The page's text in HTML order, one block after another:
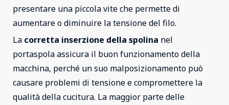
presentare una piccola vite che permette di
aumentare o diminuire la tensione del filo.
La corretta inserzione della spolina nel
portaspola assicura il buon funzionamento della
macchina, perché un suo malposizionamento può
causare problemi di tensione e compromettere la
qualità della cucitura. La maggior parte delle